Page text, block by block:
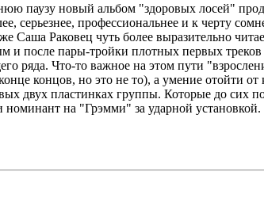
паузу новый альбом "здоровых лосей"
серьезнее, профессиональнее и к черту
Саша Раковец чуть более выразительно
и после пары-тройки плотных первых
ряда. Что-то важное на этом пути
концов, но это не то), а умение отойти от
двух пластинках группы. Которые до сих
номинант на "Грэмми" за ударной